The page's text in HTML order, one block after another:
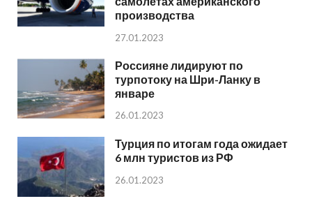
производства
27.01.2023
Россияне лидируют по
турпотоку на Шри-Ланку в
январе
26.01.2023
Турция по итогам года ожидает
6 млн туристов из РФ
26.01.2023